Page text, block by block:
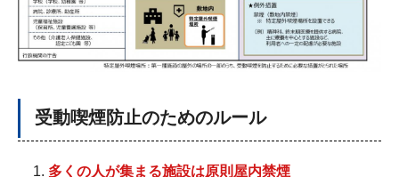
受動喫煙防止のためのルール
多くの人が集まる施設は原則屋内禁煙